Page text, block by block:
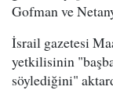
Gofman ve
İsrail gazetesi
yetkilisinin
söylediğini"